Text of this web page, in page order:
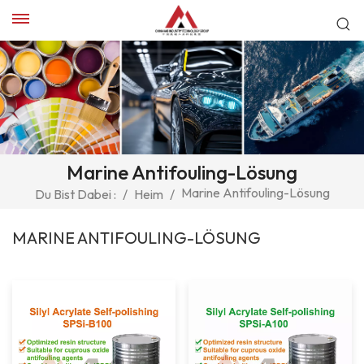
Marine Antifouling-Lösung
Du Bist Dabei : / Heim / Marine Antifouling-Lösung
MARINE ANTIFOULING-LÖSUNG